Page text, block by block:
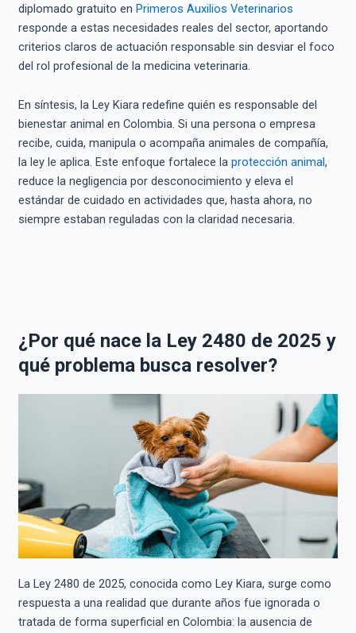
diplomado gratuito en Primeros Auxilios Veterinarios
responde a estas necesidades reales del sector, aportando
criterios claros de actuación responsable sin desviar el foco
del rol profesional de la medicina veterinaria.
En síntesis, la Ley Kiara redefine quién es responsable del
bienestar animal en Colombia. Si una persona o empresa
recibe, cuida, manipula o acompaña animales de compañía,
la ley le aplica. Este enfoque fortalece la protección animal,
reduce la negligencia por desconocimiento y eleva el
estándar de cuidado en actividades que, hasta ahora, no
siempre estaban reguladas con la claridad necesaria.
¿Por qué nace la Ley 2480 de 2025 y
qué problema busca resolver?
La Ley 2480 de 2025, conocida como Ley Kiara, surge como
respuesta a una realidad que durante años fue ignorada o
tratada de forma superficial en Colombia: la ausencia de